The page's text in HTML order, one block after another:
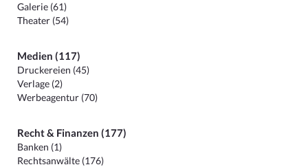
Galerie (61)
Theater (54)
Medien (117)
Druckereien (45)
Verlage (2)
Werbeagentur (70)
Recht & Finanzen (177)
Banken (1)
Rechtsanwälte (176)